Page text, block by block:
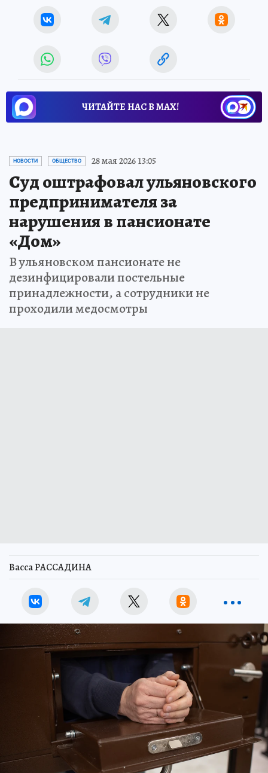
ЧИТАЙТЕ НАС В МАХ!
НОВОСТИ ОБЩЕСТВО 28 мая 2026 13:05
Суд оштрафовал ульяновского
предпринимателя за
нарушения в пансионате
«Дом»
В ульяновском пансионате не
дезинфицировали постельные
принадлежности, а сотрудники не
проходили медосмотры
Васса РАССАДИНА